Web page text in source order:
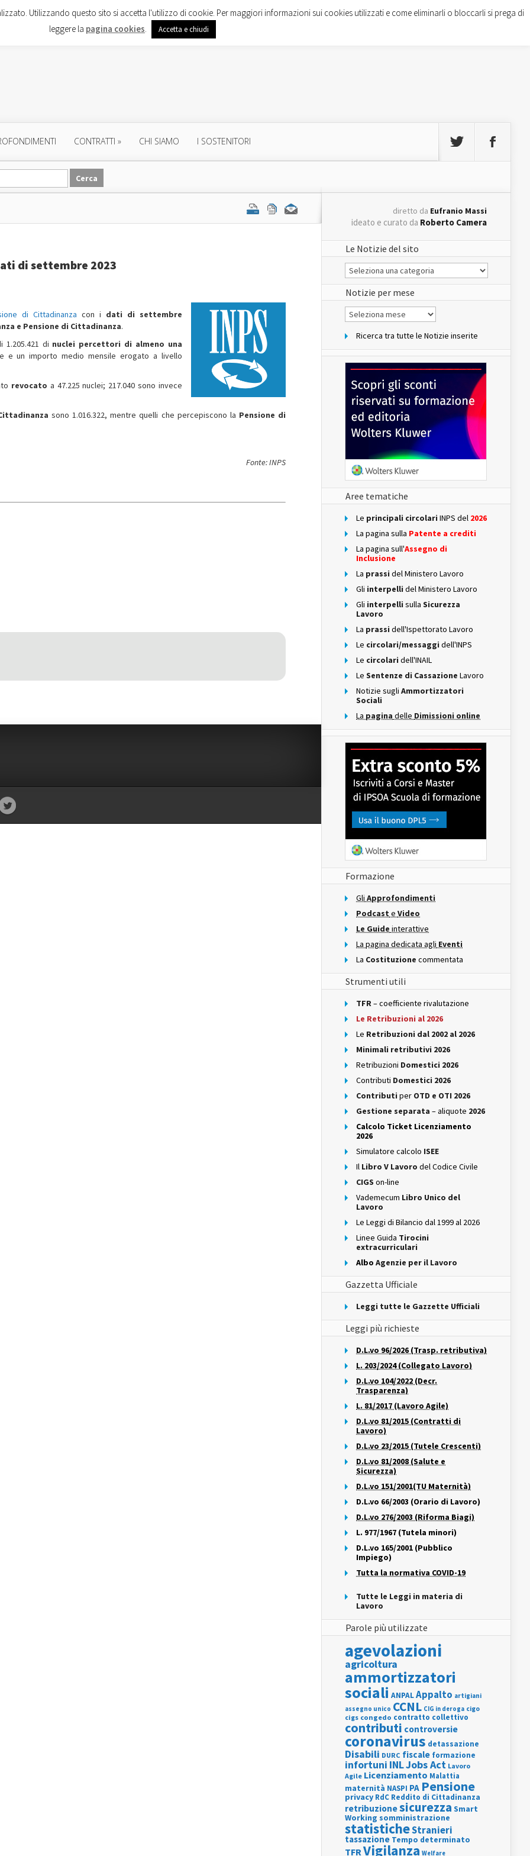
CONTRATTI » CHI SIAMO I SOSTENITORI
di settembre 2023
di Cittadinanza con i dati di settembre
e Pensione di Cittadinanza.
1.205.421 di nuclei percettori di almeno una
e un importo medio mensile erogato a livello
revocato a 47.225 nuclei; 217.040 sono invece
sono 1.016.322, mentre quelli che percepiscono la Pensione di
Fonte: INPS
diretto da Eufranio Massi
ideato e curato da Roberto Camera
Le Notizie del sito
Le
Notizie
del
sito
Notizie per mese
Notizie
per
Ricerca tra tutte le Notizie inserite
Aree tematiche
Le principali circolari INPS del 2026
La pagina sulla Patente a crediti
La pagina sull'Assegno di
Inclusione
La prassi del Ministero Lavoro
Gli interpelli del Ministero Lavoro
Gli interpelli sulla Sicurezza
Lavoro
La prassi dell'Ispettorato Lavoro
Le circolari/messaggi dell'INPS
Le circolari dell'INAIL
Le Sentenze di Cassazione Lavoro
Notizie sugli Ammortizzatori
Sociali
La pagina delle Dimissioni online
Formazione
Gli Approfondimenti
Podcast e Video
Le Guide interattive
La pagina dedicata agli Eventi
La Costituzione commentata
Strumenti utili
TFR– coefficiente rivalutazione
Le Retribuzioni al 2026
Le Retribuzioni dal 2002 al 2026
Minimali retributivi 2026
Retribuzioni Domestici 2026
Contributi Domestici 2026
Contributi per OTD e OTI 2026
Gestione separata – aliquote 2026
Calcolo Ticket Licenziamento
2026
Simulatore calcolo ISEE
Il Libro V Lavoro del Codice Civile
CIGS on-line
Vademecum Libro Unico del
Lavoro
Le Leggi di Bilancio dal 1999 al 2026
Linee Guida Tirocini
extracurriculari
Albo Agenzie per il Lavoro
Gazzetta Ufficiale
Leggi tutte le Gazzette Ufficiali
Leggi più richieste
D.L.vo 96/2026 (Trasp. retributiva)
L. 203/2024 (Collegato Lavoro)
D.L.vo 104/2022 (Decr.
Trasparenza)
L. 81/2017 (Lavoro Agile)
D.L.vo 81/2015 (Contratti di
Lavoro)
D.L.vo 23/2015 (Tutele Crescenti)
D.L.vo 81/2008 (Salute e
Sicurezza)
D.L.vo 151/2001(TU Maternità)
D.L.vo 66/2003 (Orario di Lavoro)
D.L.vo 276/2003 (Riforma Biagi)
L. 977/1967 (Tutela minori)
D.L.vo 165/2001 (Pubblico
Impiego)
Tutta la normativa COVID-19
Tutte le Leggi in materia di
Lavoro
Parole più utilizzate
agevolazioni
agricoltura
ammortizzatori
sociali ANPALAppalto artigiani
assegno unico CCNL CIG in deroga cigo
cigs congedo contratto collettivo
contributi controversie
coronavirus detassazione
Disabili DURC fiscale formazione
infortuni INLJobs Act Lavoro
Agile Licenziamento Malattia
maternità NASPI PA Pensione
privacy RdC Reddito di Cittadinanza
retribuzionesicurezza Smart
Working somministrazione
statisticheStranieri
tassazione Tempo determinato
TFRVigilanza Welfare
Utilizzando questo sito si accetta l'utilizzo di cookie. Per maggiori informazioni sui cookies utilizzati e come eliminarli o bloccarli si prega di
leggere la pagina cookies. Accetta e chiudi